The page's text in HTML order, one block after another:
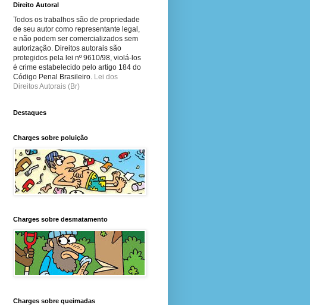
Direito Autoral
Todos os trabalhos são de propriedade
de seu autor como representante legal,
e não podem ser comercializados sem
autorização. Direitos autorais são
protegidos pela lei nº 9610/98, violá-los
é crime estabelecido pelo artigo 184 do
Código Penal Brasileiro. Lei dos
Direitos Autorais (Br)
Destaques
Charges sobre poluição
Charges sobre desmatamento
Charges sobre queimadas